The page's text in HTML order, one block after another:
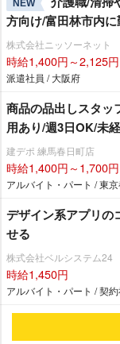
NEW
方向け/富田林市内
株式会社ニッソーネット
時給1,400円～2,125円
派遣社員 / 大阪府
商品の品出しスタッ
用あり/週3日OK/未
建デポ 練馬春日町店
時給1,400円～1,700円
アルバイト・パート / 東
デザイン系アプリの
せる
株式会社ベルシステム24
時給1,450円
アルバイト・パート / 契